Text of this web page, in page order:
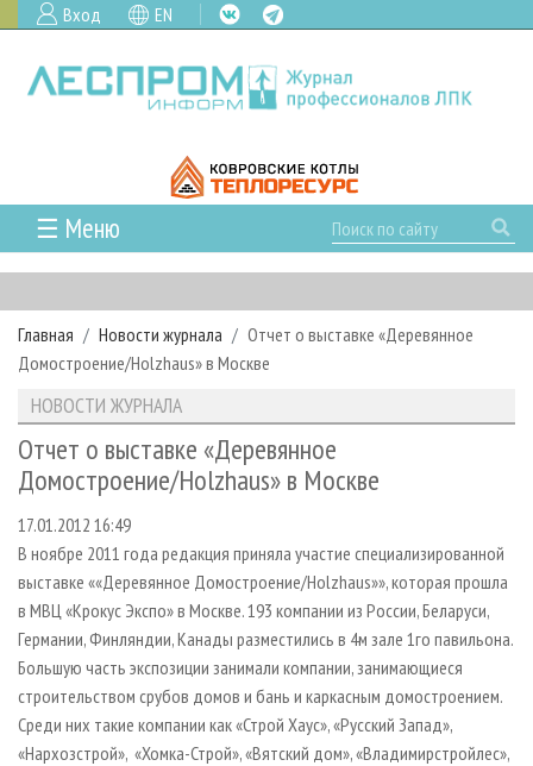
Вход EN
☰ Меню
ГЛАВНАЯ
РУБРИКИ И ТЕМЫ
РУБРИКИ ЖУРНАЛА
ЛЕСОЗАГОТОВКА
ЛЕСОПИЛЕНИЕ
СУШКА ДРЕВЕСИНЫ
ПРОИЗВОДСТВО ДРЕВЕСНЫХ ПЛИТ
ДЕРЕВЯННОЕ ДОМОСТРОЕНИЕ
ПРОИЗВОДСТВО МЕБЕЛИ
БИОЭНЕРГЕТИКА
ЦБП
НОВОСТИ
НОВОСТИ ЛПК
НОВОСТИ ЖУРНАЛА
ПРОЕКТЫ ЛПИ
АНАЛИТИКА
ПРЕДПРИЯТИЯ ЛПК
ПЕРСОНЫ
МОБИЛЬНЫЕ ВЫСТАВКИ
ОФИЦИАЛЬНЫЕ ДЕЛЕГАЦИИ
ПРИОРИТЕТНЫЕ ИНВЕСТПРОЕКТЫ
RUSSIAN FORESTRY REVIEW
ГАЗЕТА ЛЕСПРОМФОРУМ
АРХИВ ЖУРНАЛОВ
СТАТЬИ
О ЖУРНАЛЕ
ПОДПИСКА
КОНТАКТЫ
РЕКЛАМОДАТЕЛЯМ
РЕКЛАМА
РЕКЛАМА НА САЙТЕ
Главная Новости журнала
Отчет о выставке «Деревянное
Домостроение/Holzhaus» в Москве
НОВОСТИ ЖУРНАЛА
Отчет о выставке «Деревянное
Домостроение/Holzhaus» в Москве
17.01.2012 16:49
В ноябре 2011 года редакция приняла участие специализированной
выставке ««Деревянное Домостроение/Holzhaus»», которая прошла
в МВЦ «Крокус Экспо» в Москве. 193 компании из России, Беларуси,
Германии, Финляндии, Канады разместились в 4м зале 1го павильона.
Большую часть экспозиции занимали компании, занимающиеся
строительством срубов домов и бань и каркасным домостроением.
Среди них такие компании как «Строй Хаус», «Русский Запад»,
«Нархозстрой», «Хомка-Строй», «Вятский дом», «Владимирстройлес»,